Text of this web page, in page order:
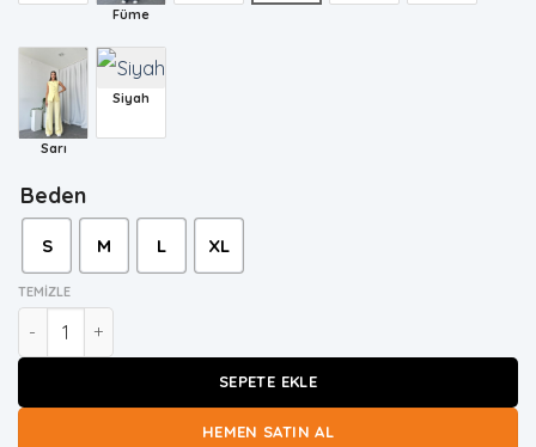
Füme
Sarı
Siyah
Beden
S M L XL
TEMIZLE
SEPETE EKLE
HEMEN SATIN AL